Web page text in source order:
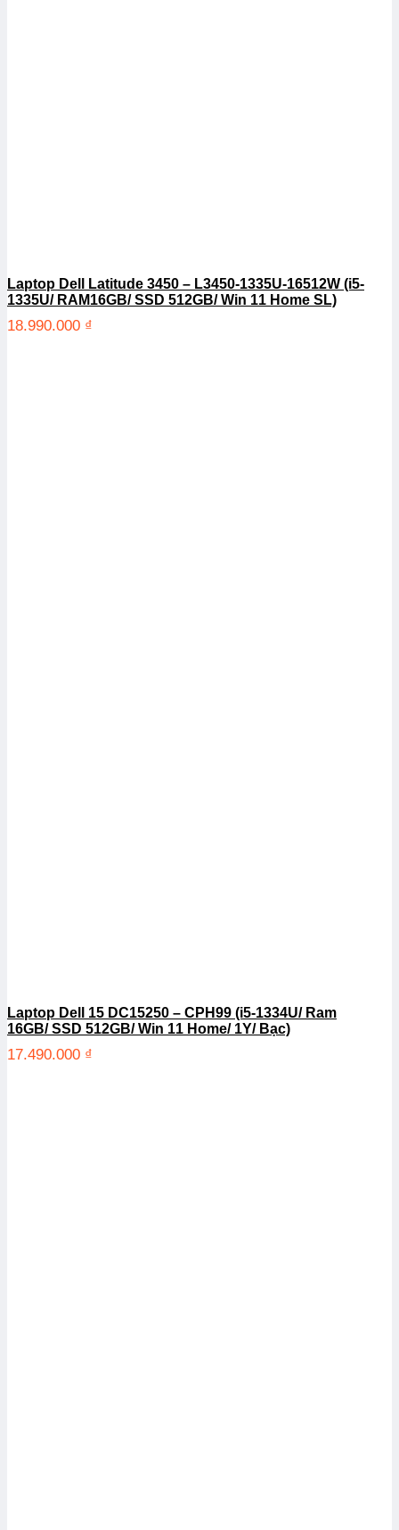
Laptop Dell Latitude 3450 – L3450-1335U-16512W (i5-
1335U/ RAM16GB/ SSD 512GB/ Win 11 Home SL)
18.990.000 ₫
Laptop Dell 15 DC15250 – CPH99 (i5-1334U/ Ram
16GB/ SSD 512GB/ Win 11 Home/ 1Y/ Bạc)
17.490.000 ₫